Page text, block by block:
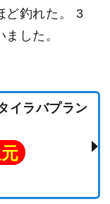
ど釣れた。 3
した。
イラバプラン